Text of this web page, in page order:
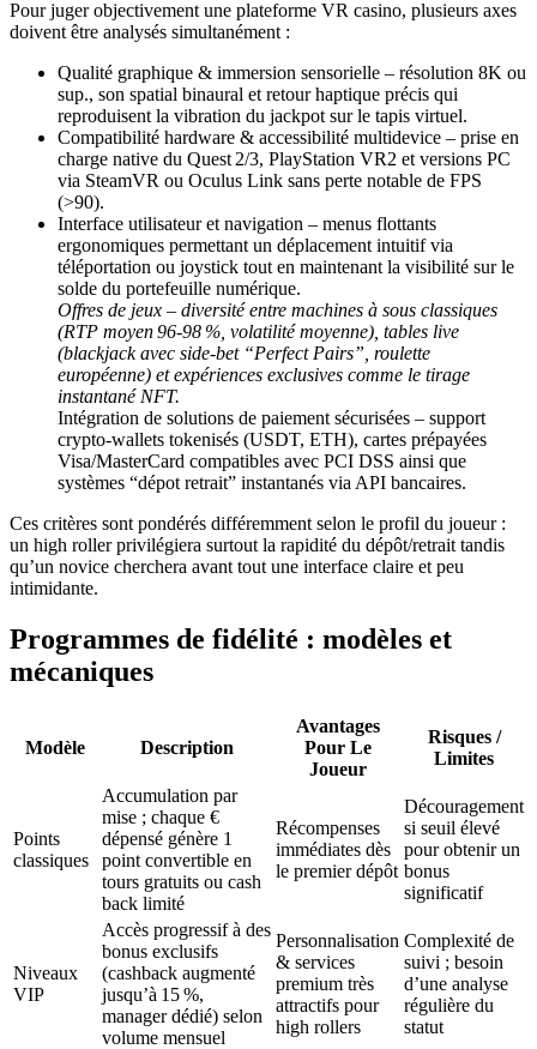
Pour juger objectivement une plateforme VR casino, plusieurs axes
doivent être analysés simultanément :
Qualité graphique & immersion sensorielle – résolution 8K ou
sup., son spatial binaural et retour haptique précis qui
reproduisent la vibration du jackpot sur le tapis virtuel.
Compatibilité hardware & accessibilité multidevice – prise en
charge native du Quest 2/3, PlayStation VR2 et versions PC
via SteamVR ou Oculus Link sans perte notable de FPS
(>90).
Interface utilisateur et navigation – menus flottants
ergonomiques permettant un déplacement intuitif via
téléportation ou joystick tout en maintenant la visibilité sur le
solde du portefeuille numérique.
Offres de jeux – diversité entre machines à sous classiques
(RTP moyen 96‑98 %, volatilité moyenne), tables live
(blackjack avec side‑bet “Perfect Pairs”, roulette
européenne) et expériences exclusives comme le tirage
instantané NFT.
Intégration de solutions de paiement sécurisées – support
crypto‑wallets tokenisés (USDT, ETH), cartes prépayées
Visa/MasterCard compatibles avec PCI DSS ainsi que
systèmes “dépot retrait” instantanés via API bancaires.
Ces critères sont pondérés différemment selon le profil du joueur :
un high roller privilégiera surtout la rapidité du dépôt/retrait tandis
qu’un novice cherchera avant tout une interface claire et peu
intimidante.
Programmes de fidélité : modèles et
mécaniques
Modèle Description
Avantages
Pour Le
Joueur
Risques /
Limites
Points
classiques
Accumulation par
mise ; chaque €
dépensé génère 1
point convertible en
tours gratuits ou cash
back limité
Récompenses
immédiates dès
le premier dépôt
Découragement
si seuil élevé
pour obtenir un
bonus
significatif
Niveaux
VIP
Accès progressif à des
bonus exclusifs
(cashback augmenté
jusqu’à 15 %,
manager dédié) selon
volume mensuel
Personnalisation
& services
premium très
attractifs pour
high rollers
Complexité de
suivi ; besoin
d’une analyse
régulière du
statut